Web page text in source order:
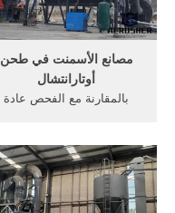
مصانع الأسمنت في طحن
أوتارانتشال
بالمقارنة مع الفحص عادة
طحن الأسمنت تستأثر ...